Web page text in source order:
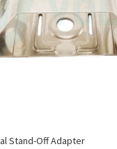
Stand-Off Adapter